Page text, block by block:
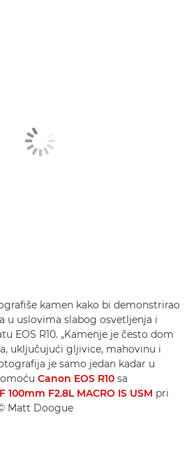
kamen kako bi demonstrirao
u uslovima slabog osvetljenja i
EOS R10. „Kamenje je često dom
uključujući gljivice, mahovinu i
je samo jedan kadar u
Canon EOS R10 sa
100mm F2.8L MACRO IS USM pri
Matt Doogue